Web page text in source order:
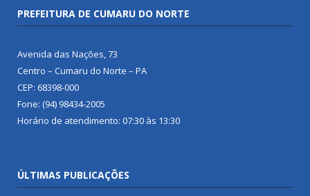
PREFEITURA DE CUMARU DO NORTE
Avenida das Nações, 73
Centro – Cumaru do Norte – PA
CEP: 68398-000
Fone: (94) 98434-2005
Horário de atendimento: 07:30 às 13:30
ÚLTIMAS PUBLICAÇÕES